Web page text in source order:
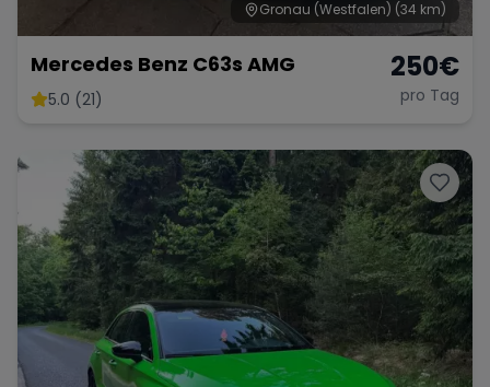
Range Rover
Gronau (Westfalen) (34 km)
Mercedes Benz C63s AMG
5.0 (21)
250€
pro Tag